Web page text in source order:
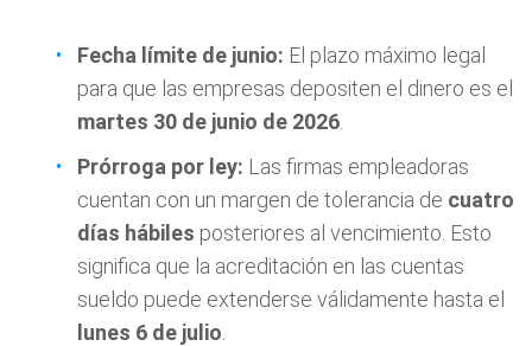
Fecha límite de junio: El plazo máximo legal
para que las empresas depositen el dinero es el
martes 30 de junio de 2026
Prórroga por ley: Las firmas empleadoras
cuentan con un margen de tolerancia de cuatro
días hábiles posteriores al vencimiento. Esto
significa que la acreditación en las cuentas
sueldo puede extenderse válidamente hasta el
lunes 6 de julio